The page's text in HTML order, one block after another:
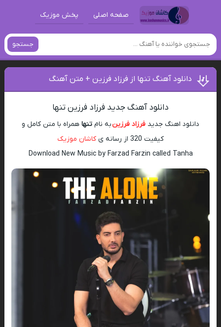
صفحه اصلی پخش موزیک
جستجو
دانلود آهنگ تنها از فرزاد فرزین + متن آهنگ
دانلود آهنگ جدید فرزاد فرزین تنها
دانلود اهنگ جدید فرزاد فرزینبه نام تنها همراه با متن کامل و
کیفیت 320 از رسانه ی
کاشان موزیک
Download New Music by Farzad Farzin called Tanha